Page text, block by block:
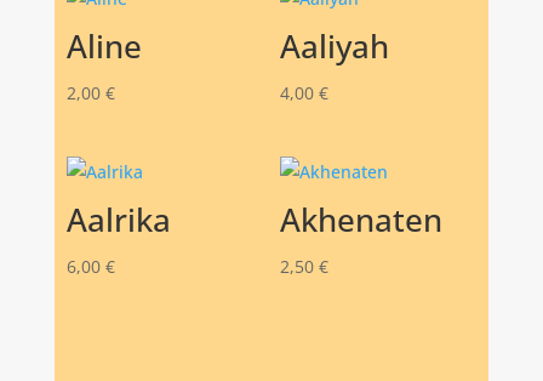
Aline
2,00 €
Aaliyah
4,00 €
Aalrika
6,00 €
Akhenaten
2,50 €